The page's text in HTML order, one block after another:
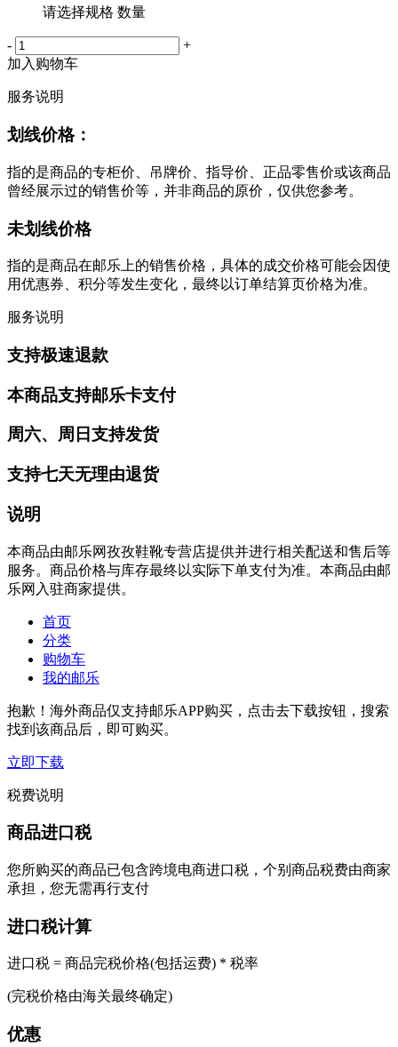
请选择规格 数量
-
+
加入购物车
服务说明
划线价格：
指的是商品的专柜价、吊牌价、指导价、正品零售价或该商品
曾经展示过的销售价等，并非商品的原价，仅供您参考。
未划线价格
指的是商品在邮乐上的销售价格，具体的成交价格可能会因使
用优惠券、积分等发生变化，最终以订单结算页价格为准。
服务说明
支持极速退款
本商品支持邮乐卡支付
周六、周日支持发货
支持七天无理由退货
说明
本商品由邮乐网孜孜鞋靴专营店提供并进行相关配送和售后等
服务。商品价格与库存最终以实际下单支付为准。本商品由邮
乐网入驻商家提供。
首页
分类
购物车
我的邮乐
抱歉！海外商品仅支持邮乐APP购买，点击去下载按钮，搜索
找到该商品后，即可购买。
立即下载
税费说明
商品进口税
您所购买的商品已包含跨境电商进口税，个别商品税费由商家
承担，您无需再行支付
进口税计算
进口税 = 商品完税价格(包括运费) * 税率
(完税价格由海关最终确定)
优惠